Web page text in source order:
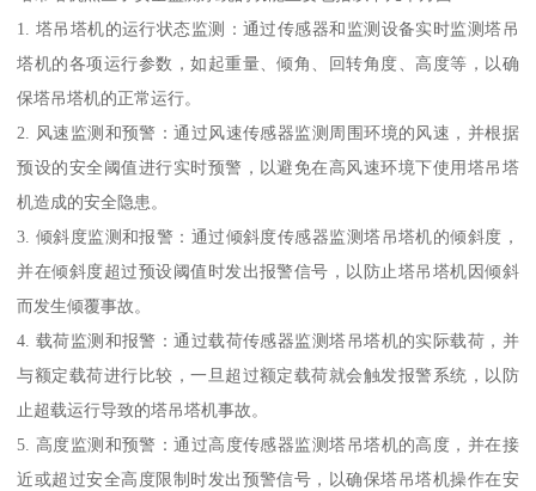
1. 塔吊塔机的运行状态监测：通过传感器和监测设备实时监测塔吊
塔机的各项运行参数，如起重量、倾角、回转角度、高度等，以确
保塔吊塔机的正常运行。
2. 风速监测和预警：通过风速传感器监测周围环境的风速，并根据
预设的安全阈值进行实时预警，以避免在高风速环境下使用塔吊塔
机造成的安全隐患。
3. 倾斜度监测和报警：通过倾斜度传感器监测塔吊塔机的倾斜度，
并在倾斜度超过预设阈值时发出报警信号，以防止塔吊塔机因倾斜
而发生倾覆事故。
4. 载荷监测和报警：通过载荷传感器监测塔吊塔机的实际载荷，并
与额定载荷进行比较，一旦超过额定载荷就会触发报警系统，以防
止超载运行导致的塔吊塔机事故。
5. 高度监测和预警：通过高度传感器监测塔吊塔机的高度，并在接
近或超过安全高度限制时发出预警信号，以确保塔吊塔机操作在安